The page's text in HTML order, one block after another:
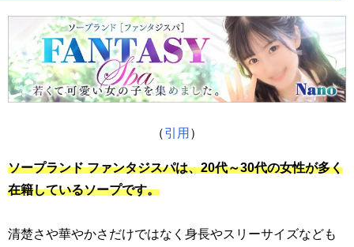
（引用 ）
ソープランド ファンタジスパは、20代～30代の女性が多く
在籍しているソープです。
清楚さや華やかさだけではなく身長やスリーサイズなども